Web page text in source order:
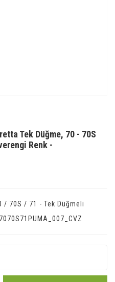
Tek Düğme, 70 - 70S
Renk -
/ 70S / 71 - Tek Düğmeli